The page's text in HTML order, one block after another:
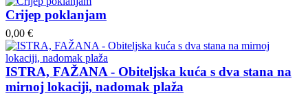
Crijep poklanjam
0,00 €
ISTRA, FAŽANA - Obiteljska kuća s dva stana na
mirnoj lokaciji, nadomak plaža